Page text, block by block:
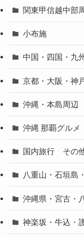
関東甲信越中部
小布施
中国・四国・九
京都・大阪・神
沖縄・本島周辺
沖縄 那覇グルメ
国内旅行 その
八重山・石垣島
沖縄県・宮古・
神楽坂・牛込・